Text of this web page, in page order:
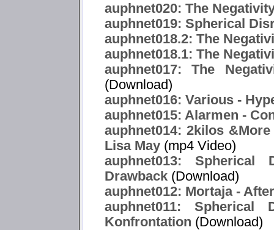
auphnet020: The
auphnet019: Spherical
auphnet018.2: The
auphnet018.1: The
auphnet017: The
(Download)
auphnet016: Various -
auphnet015: Alarmen -
auphnet014: 2kilos
Lisa May (mp4 Video)
auphnet013:
Drawback (Download)
auphnet012: Mortaja -
auphnet011:
Konfrontation (Download)